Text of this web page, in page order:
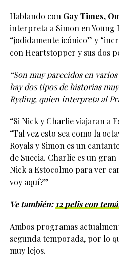
Hablando con Gay Times,
interpreta a Simon en Young
“jodidamente icónico” y
con Heartstopper y sus dos
“Son muy parecidos en
hay dos tipos de historias
Ryding, quien interpreta al
“Si Nick y Charlie viajaran a
“Tal vez esto sea como la
Royals y Simon es un
de Suecia. Charlie es un
Nick a Estocolmo para ver
voy aquí?”
Ve también:12 pelis con
Ambos programas
segunda temporada, por lo
muy lejos.